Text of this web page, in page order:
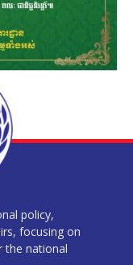
policy,
focusing on
the national